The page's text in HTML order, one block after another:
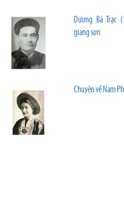
Dương Bá Trạc
giang sơn
Chuyện về Nam